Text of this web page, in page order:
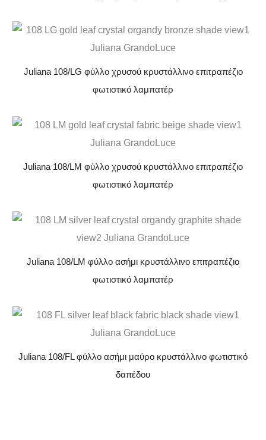
Juliana 108/LG φύλλο χρυσού κρυστάλλινο επιτραπέζιο
φωτιστικό λαμπατέρ
Juliana 108/LM φύλλο χρυσού κρυστάλλινο επιτραπέζιο
φωτιστικό λαμπατέρ
Juliana 108/LM φύλλο ασήμι κρυστάλλινο επιτραπέζιο
φωτιστικό λαμπατέρ
Juliana 108/FL φύλλο ασήμι μαύρο κρυστάλλινο φωτιστικό
δαπέδου